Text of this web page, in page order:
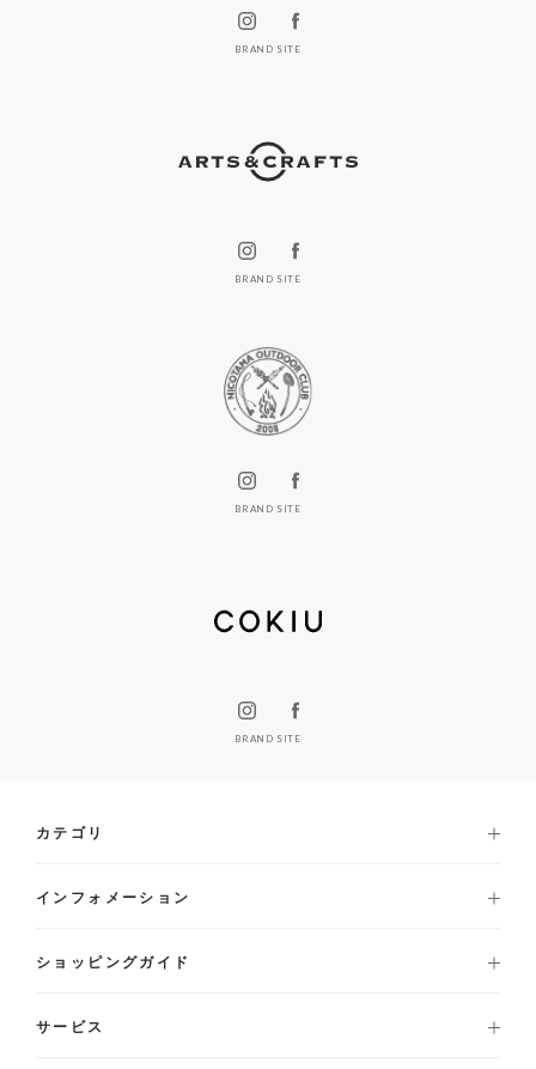
BRAND SITE
BRAND SITE
BRAND SITE
BRAND SITE
カテゴリ
インフォメーション
ショッピングガイド
サービス